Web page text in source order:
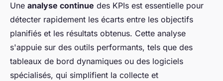
Une analyse continue des KPIs est essentielle pour
détecter rapidement les écarts entre les objectifs
planifiés et les résultats obtenus. Cette analyse
s'appuie sur des outils performants, tels que des
tableaux de bord dynamiques ou des logiciels
spécialisés, qui simplifient la collecte et